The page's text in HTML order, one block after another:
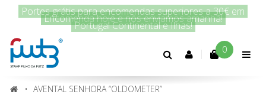
Encomenda hoje e nós enviamos amanhã!
Conta 0
AVENTAL SENHORA “OLDOMETER”